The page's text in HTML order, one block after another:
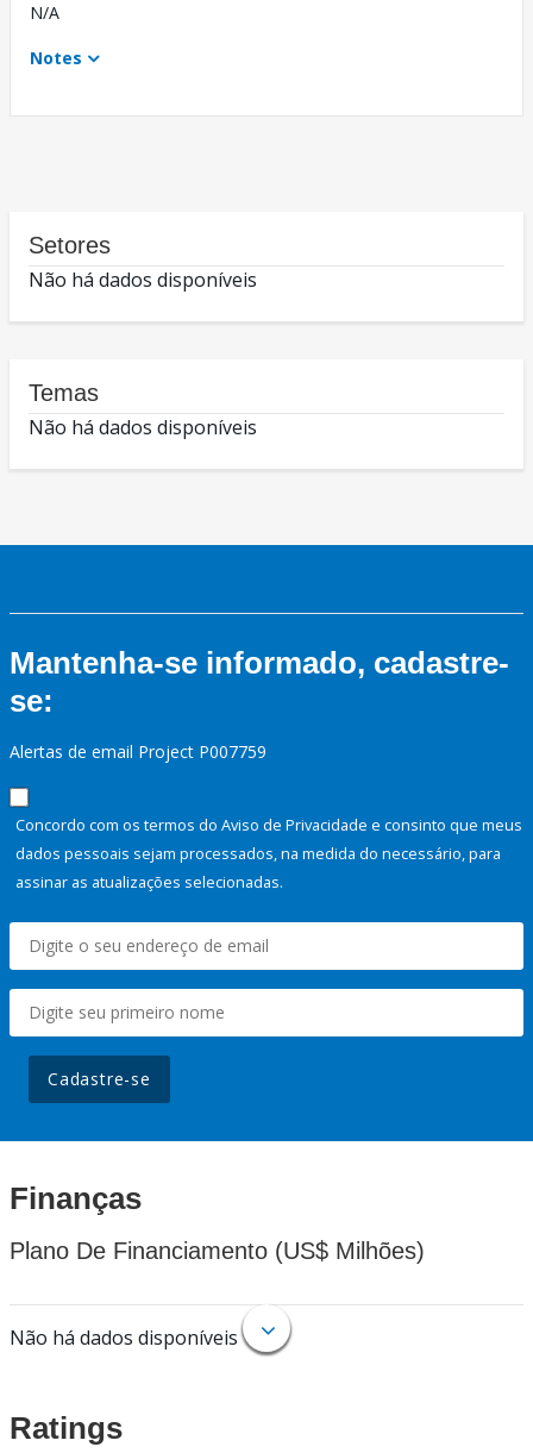
N/A
Notes
Setores
Não há dados disponíveis
Temas
Não há dados disponíveis
Mantenha-se informado, cadastre-
se:
Alertas de email Project P007759
Concordo com os termos do Aviso de Privacidade e consinto que meus
dados pessoais sejam processados, na medida do necessário, para
assinar as atualizações selecionadas.
Cadastre-se
Finanças
Plano De Financiamento (US$ Milhões)
Não há dados disponíveis
Ratings